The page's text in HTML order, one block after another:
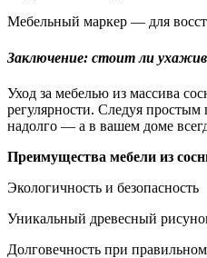
Мебельный маркер — для
Заключение: стоит ли
Уход за мебелью из массива
регулярности. Следуя
надолго — а в вашем доме
Преимущества мебели из
Экологичность и безопасность
Уникальный древесный
Долговечность при